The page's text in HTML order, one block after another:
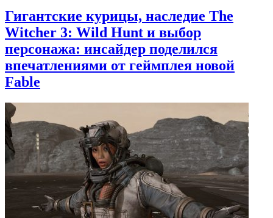
Гигантские курицы, наследие The
Witcher 3: Wild Hunt и выбор
персонажа: инсайдер поделился
впечатлениями от геймплея новой
Fable